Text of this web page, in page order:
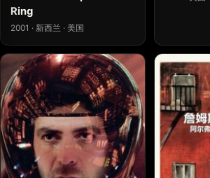
Ring
2001 · 新西兰 · 美国